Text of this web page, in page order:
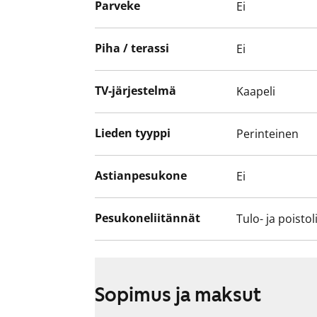
Jokainen asukas tekee kaasusopimuksen
Parveke Ei
Piha / terassi Ei
TV-järjestelmä Kaapeli
Lieden tyyppi Perinteinen
Astianpesukone Ei
Pesukoneliitännät Tulo- ja
Sopimus ja maksut